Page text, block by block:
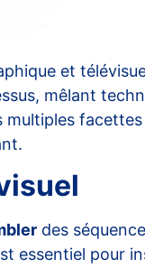
et
mêlant
des
essentiel